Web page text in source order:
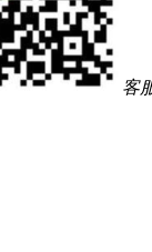
客